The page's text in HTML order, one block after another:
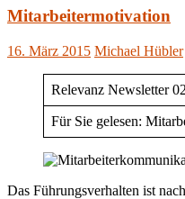
Mitarbeitermotivation
16. März 2015 Michael Hübler
Relevanz Newsletter
Für Sie gelesen:
Das Führungsverhalten ist